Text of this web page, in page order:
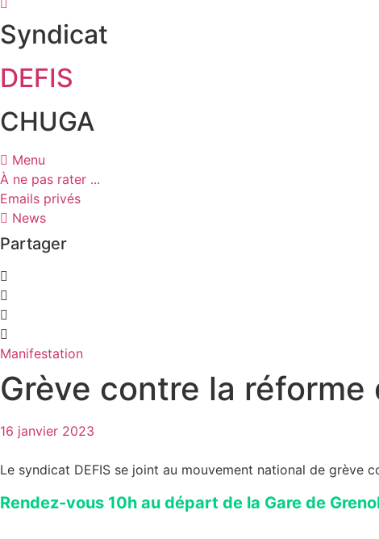
Syndicat
DEFIS
CHUGA
Menu
À ne pas rater ...
Emails privés
News
Partager
Manifestation
Grève contre la
16 janvier 2023
Le syndicat DEFIS se joint au mouvement national de grève
Rendez-vous 10h au départ de la Gare de